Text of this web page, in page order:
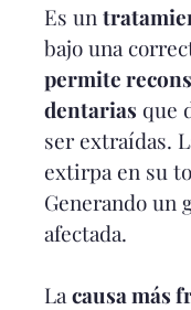
Es un
bajo una
permite
dentarias que
ser extraídas.
extirpa en su
Generando un
afectada.
Lacausa más